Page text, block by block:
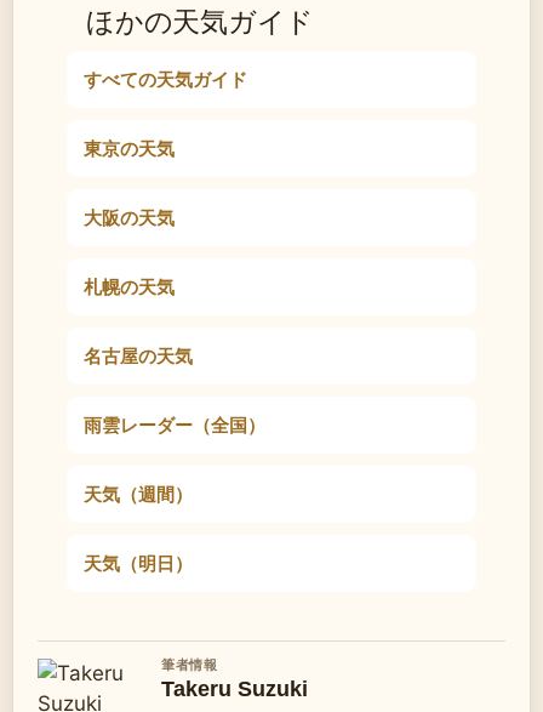
ほかの天気ガイド
すべての天気ガイド
東京の天気
大阪の天気
札幌の天気
名古屋の天気
雨雲レーダー（全国）
天気（週間）
天気（明日）
筆者情報
Takeru Suzuki